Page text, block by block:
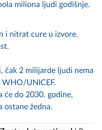
miliona ljudi godišnje.
i nitrat cure u izvore.
čak 2 milijarde ljudi nema
WHO/UNICEF.
će do 2030. godine,
ostane žedna.